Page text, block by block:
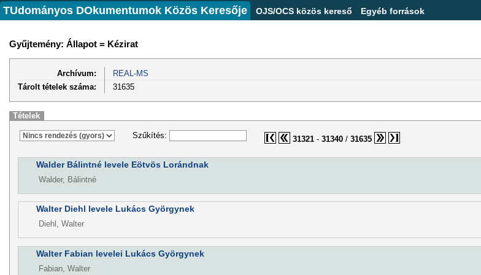
TUdományos DOkumentumok Közös Keresője OJS/OCS közös kereső Egyéb források
Gyűjtemény: Állapot = Kézirat
Archívum:
REAL-MS
Tárolt tételek száma:
31635
Tételek
Szűkítés: 31321- 31340/ 31635
Walder Bálintné levele Eötvös Lorándnak
Walder, Bálintné
Walter Diehl levele Lukács Györgynek
Diehl, Walter
Walter Fabian levelei Lukács Györgynek
Fabian, Walter